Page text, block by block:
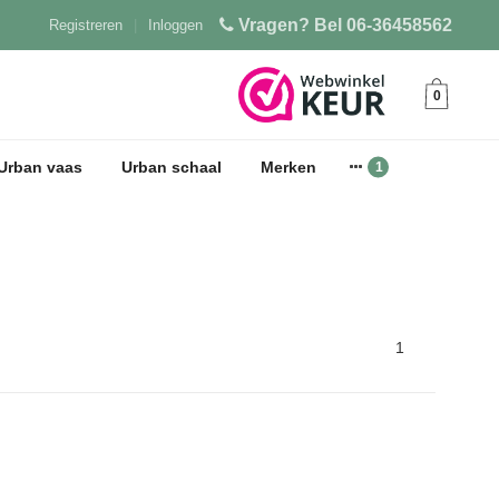
Vragen? Bel 06-36458562
Inloggen
Registreren
0
vaas Urban schaal Merken
1